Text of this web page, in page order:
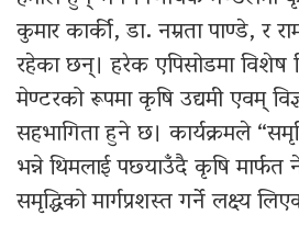
कुमार कार्की, डा. नम्रता पाण्डे, र
रहेका छन्। हरेक एपिसोडमा
मेण्टरको रूपमा कृषि उद्यमी एवम्
सहभागिता हुने छ। कार्यक्रमले
भन्ने थिमलाई पछ्याउँदै कृषि
समृद्धिको मार्गप्रशस्त गर्ने लक्ष्य